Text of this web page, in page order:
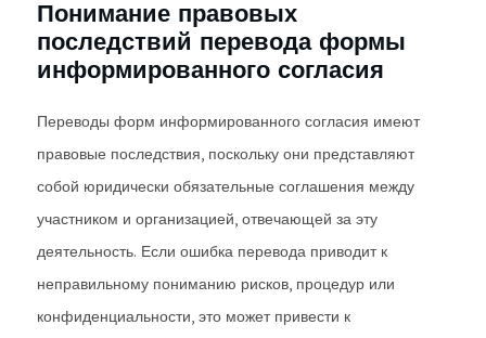
Понимание правовых
последствий перевода формы
информированного согласия
Переводы форм информированного согласия имеют
правовые последствия, поскольку они представляют
собой юридически обязательные соглашения между
участником и организацией, отвечающей за эту
деятельность. Если ошибка перевода приводит к
неправильному пониманию рисков, процедур или
конфиденциальности, это может привести к